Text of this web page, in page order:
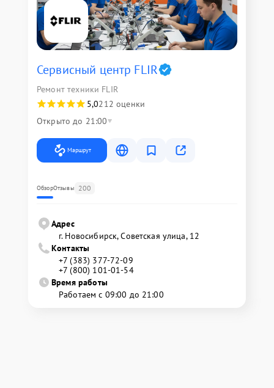
Сервисный центр FLIR
Ремонт техники FLIR
5,0212 оценки
Открыто до 21:00
Маршрут
ОбзорОтзывы 200
Адрес
г. Новосибирск, Советская улица, 12
Контакты
+7 (383) 377-72-09
+7 (800) 101-01-54
Время работы
Работаем с 09:00 до 21:00